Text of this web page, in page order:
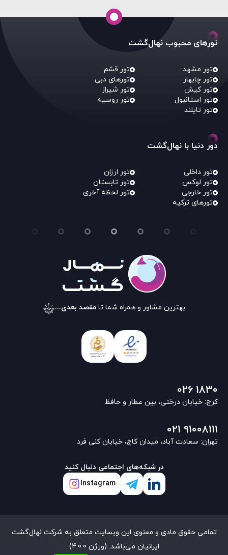
تورهای محبوب نهال‌گشت
تور مشهد
تور قشم
تور چابهار
تورهای دبی
تور کیش
تور شیراز
تور استانبول
تور روسیه
تور تایلند
دور دنیا با نهال‌گشت
تور داخلی
تور ارزان
تور لوکس
تور تابستان
تور خارجی
تور لحظه آخری
تورهای ترکیه
بهترین مشاور و همراه شما تا مقصد بعدی...
026 1830
کرج: خیابان درختی، بین عطار و حافظ
021 91008111
تهران: سعادت آباد، میدان کاج، خیابان کنی فرد
در شبکه‌های اجتماعی دنبال کنید
Instagram
تمامی حقوق مادی و معنوی این وبسایت متعلق به شرکت نهال‌گشت
ایرانیان می‌باشد. (ورژن 4.0.0)